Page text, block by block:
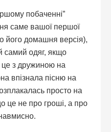
побаченні”
саме вашої першої
його домашня версія),
самий одяг, якщо
з дружиною на
впізнала пісню на
просто на
це не про гроші, а про